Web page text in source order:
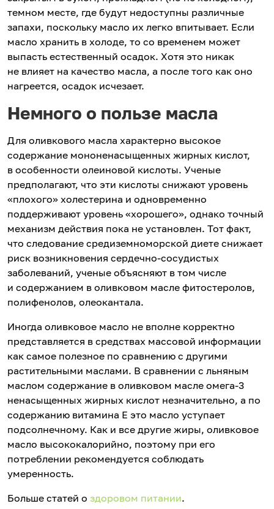
темном месте, где будут недоступны различные
запахи, поскольку масло их легко впитывает. Если
масло хранить в холоде, то со временем может
выпасть естественный осадок. Хотя это никак
не влияет на качество масла, а после того как оно
нагреется, осадок исчезает.
Немного о пользе масла
Для оливкового масла характерно высокое
содержание мононенасыщенных жирных кислот,
в особенности олеиновой кислоты. Ученые
предполагают, что эти кислоты снижают уровень
«плохого» холестерина и одновременно
поддерживают уровень «хорошего», однако точный
механизм действия пока не установлен. Тот факт,
что следование средиземноморской диете снижает
риск возникновения сердечно-сосудистых
заболеваний, ученые объясняют в том числе
и содержанием в оливковом масле фитостеролов,
полифенолов, олеокантала.
Иногда оливковое масло не вполне корректно
представляется в средствах массовой информации
как самое полезное по сравнению с другими
растительными маслами. В сравнении с льняным
маслом содержание в оливковом масле омега-3
ненасыщенных жирных кислот незначительно, а по
содержанию витамина Е это масло уступает
подсолнечному. Как и все другие жиры, оливковое
масло высококалорийно, поэтому при его
потреблении рекомендуется соблюдать
умеренность.
Больше статей о здоровом питании.